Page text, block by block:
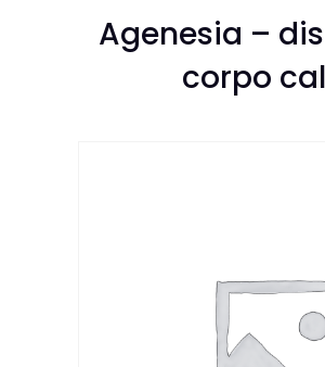
Agenesia –
corpo